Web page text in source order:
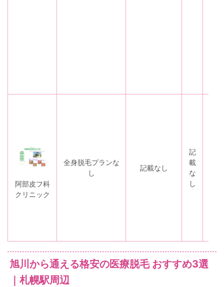
阿部皮フ科
クリニック
全身脱毛プランな
し
記載なし
記
載
な
し
旭川から通える格安の医療脱毛 おすすめ3選
｜札幌駅周辺